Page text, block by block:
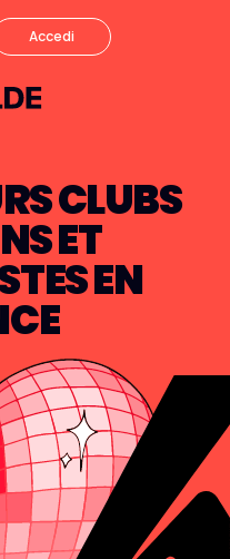
Accedi
CLUBS
ET
EN